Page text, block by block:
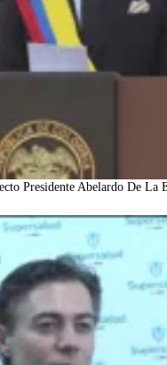
Presidente Abelardo De La